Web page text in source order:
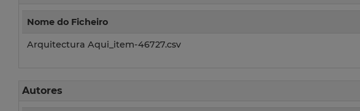
Nome do Ficheiro
Arquitectura Aqui_item-46727.csv
Autores